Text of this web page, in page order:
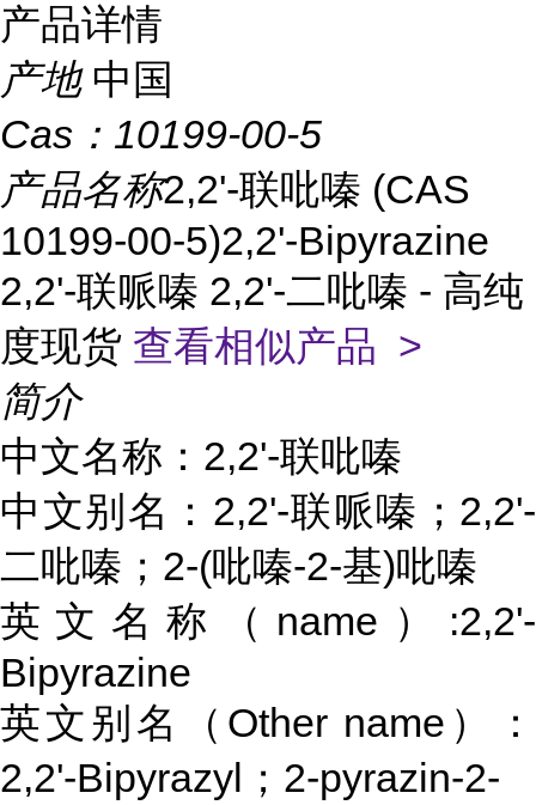
产品详情
产地 中国
Cas： 10199-00-5
产品名称2,2'-联吡嗪 (CAS
10199-00-5)2,2'-Bipyrazine
2,2'-联哌嗪 2,2'-二吡嗪 - 高纯
度现货 查看相似产品 >
简介
中文名称：2,2'-联吡嗪
中文别名：2,2'-联哌嗪；2,2'-
二吡嗪；2-(吡嗪-2-基)吡嗪
英文名称（name）:2,2'-
Bipyrazine
英文别名（Other name）：
2,2'-Bipyrazyl；2-pyrazin-2-